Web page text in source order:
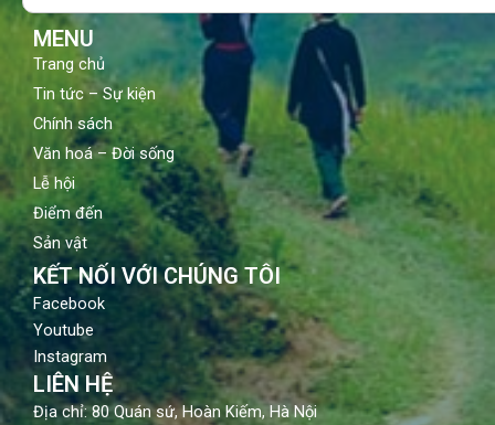
MENU
Trang chủ
Tin tức – Sự kiện
Chính sách
Văn hoá – Đời sống
Lễ hội
Điểm đến
Sản vật
KẾT NỐI VỚI CHÚNG TÔI
Facebook
Youtube
Instagram
LIÊN HỆ
Địa chỉ: 80 Quán sứ, Hoàn Kiếm, Hà Nội